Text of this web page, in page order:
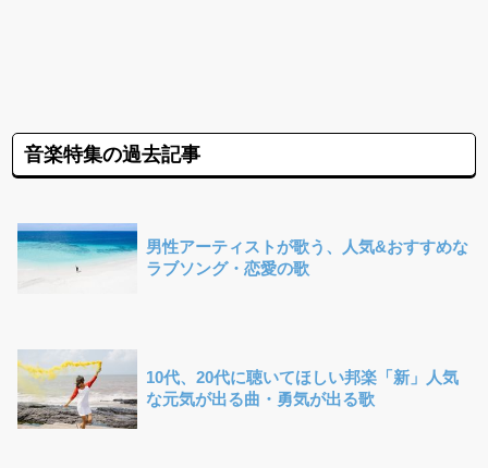
音楽特集の過去記事
男性アーティストが歌う、人気&おすすめな
ラブソング・恋愛の歌
10代、20代に聴いてほしい邦楽「新」人気
な元気が出る曲・勇気が出る歌